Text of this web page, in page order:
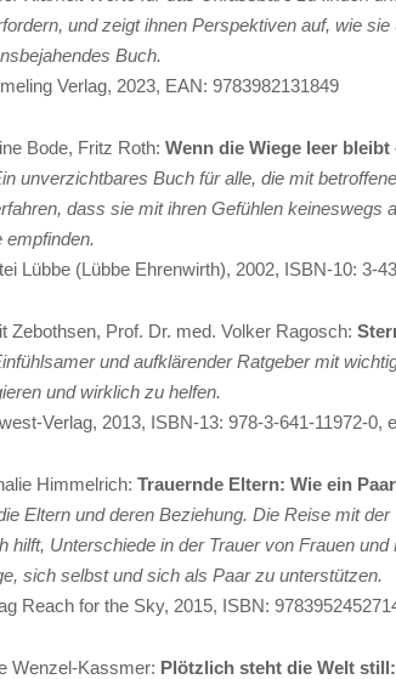
und zeigt ihnen Perspektiven auf, wie
Buch.
Verlag, 2023, EAN: 9783982131849
Bode, Fritz Roth: Wenn die Wiege leer
unverzichtbares Buch für alle, die mit
dass sie mit ihren Gefühlen keineswegs
empfinden.
Lübbe (Lübbe Ehrenwirth), 2002, ISBN-10: 3-
Zebothsen, Prof. Dr. med. Volker Ragosch:
und aufklärender Ratgeber mit
und wirklich zu helfen.
Verlag, 2013, ISBN-13: 978-3-641-11972-0,
Himmelrich: Trauernde Eltern: Wie ein
Eltern und deren Beziehung. Die Reise mit
hilft, Unterschiede in der Trauer von Frauen
sich selbst und sich als Paar zu unterstützen.
Reach for the Sky, 2015, ISBN:
Wenzel-Kassmer: Plötzlich steht die Welt